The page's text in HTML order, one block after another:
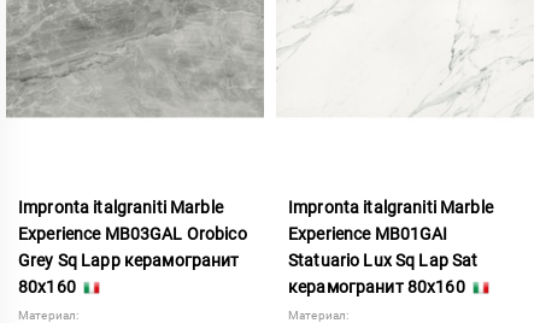
Impronta italgraniti Marble
Experience MB03GAL Orobico
Grey Sq Lapp керамогранит
80x160
Материал:
Impronta italgraniti Marble
Experience MB01GAI
Statuario Lux Sq Lap Sat
керамогранит 80x160
Материал: